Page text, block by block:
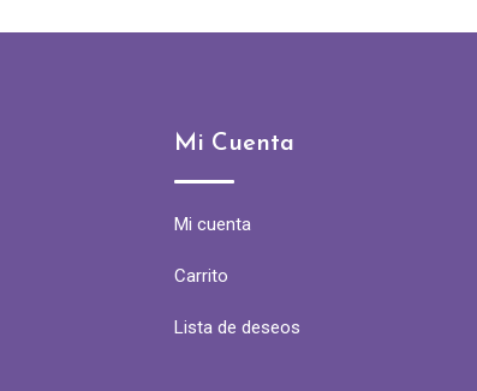
Mi Cuenta
Mi cuenta
Carrito
Lista de deseos